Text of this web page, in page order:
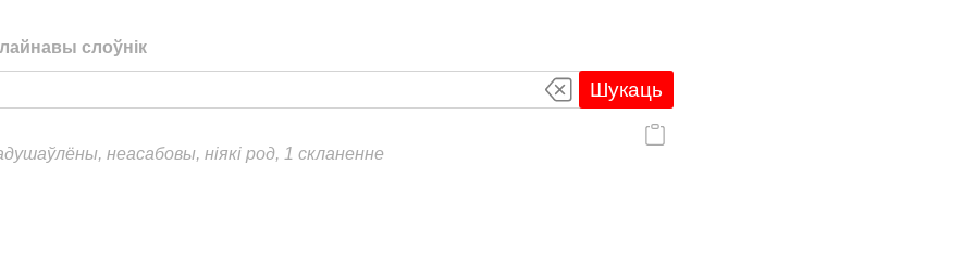
слоўнік
Шукаць
неасабовы, ніякі род, 1 скланенне